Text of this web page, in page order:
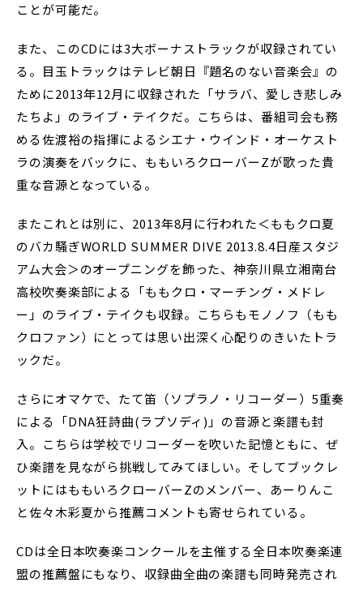
ことが可能だ。
また、このCDには3大ボーナストラックが収録されてい
る。目玉トラックはテレビ朝日『題名のない音楽会』の
ために2013年12月に収録された「サラバ、愛しき悲しみ
たちよ」のライブ・テイクだ。こちらは、番組司会も務
める佐渡裕の指揮によるシエナ・ウインド・オーケスト
ラの演奏をバックに、ももいろクローバーZが歌った貴
重な音源となっている。
またこれとは別に、2013年8月に行われた＜ももクロ夏
のバカ騒ぎWORLD SUMMER DIVE 2013.8.4日産スタジ
アム大会＞のオープニングを飾った、神奈川県立湘南台
高校吹奏楽部による「ももクロ・マーチング・メドレ
ー」のライブ・テイクも収録。こちらもモノノフ（もも
クロファン）にとっては思い出深く心配りのきいたトラ
ックだ。
さらにオマケで、たて笛（ソプラノ・リコーダー）5重奏
による「DNA狂詩曲(ラプソディ)」の音源と楽譜も封
入。こちらは学校でリコーダーを吹いた記憶ともに、ぜ
ひ楽譜を見ながら挑戦してみてほしい。そしてブックレ
ットにはももいろクローバーZのメンバー、あーりんこ
と佐々木彩夏から推薦コメントも寄せられている。
CDは全日本吹奏楽コンクールを主催する全日本吹奏楽連
盟の推薦盤にもなり、収録曲全曲の楽譜も同時発売され